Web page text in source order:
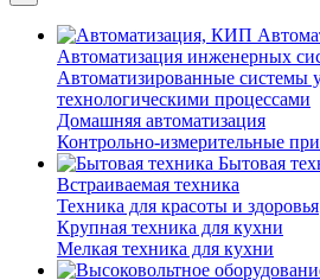
Автоматизация инженерных
Автоматизированные системы
технологическими процессами
Домашняя автоматизация
Контрольно-измерительные
Бытовая
Встраиваемая техника
Техника для красоты и здоровья
Крупная техника для кухни
Мелкая техника для кухни